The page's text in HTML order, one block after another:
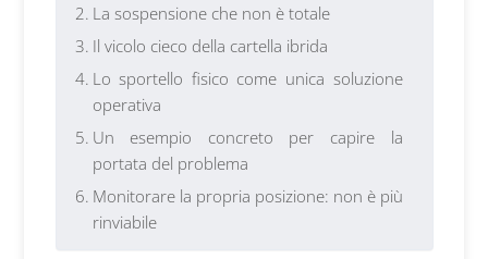
La sospensione che non è totale
Il vicolo cieco della cartella ibrida
Lo sportello fisico come unica soluzione
operativa
Un esempio concreto per capire la
portata del problema
Monitorare la propria posizione: non è più
rinviabile